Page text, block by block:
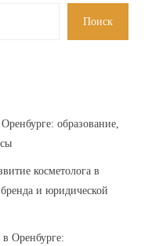
Поиск
образование,
косметолога в
и юридической
в Оренбурге: